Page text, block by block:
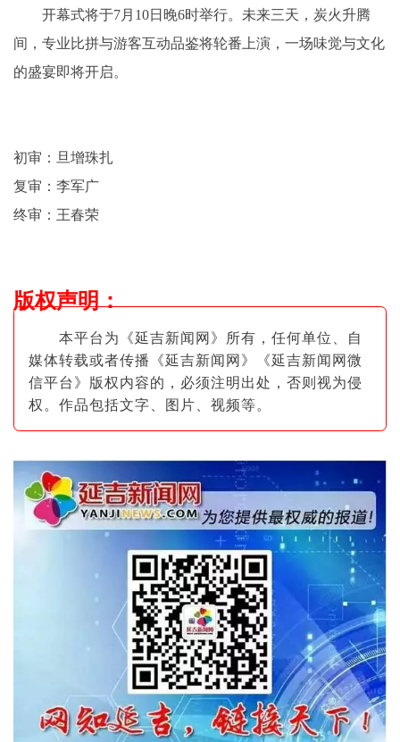
开幕式将于7月10日晚6时举行。未来三天，炭火升腾
间，专业比拼与游客互动品鉴将轮番上演，一场味觉与文化
的盛宴即将开启。
初审：旦增珠扎
复审：李军广
终审：王春荣
版权声明：
本平台为《延吉新闻网》所有，任何单位、自
媒体转载或者传播《延吉新闻网》《延吉新闻网微
信平台》版权内容的，必须注明出处，否则视为侵
权。作品包括文字、图片 、视频等。